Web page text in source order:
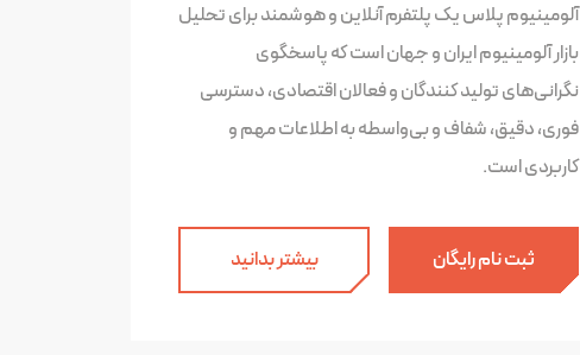
آلومینیوم پلاس یک پلتفرم آنلاین و هوشمند برای تحلیل
بازار آلومینیوم ایران و جهان است که پاسخگوی
نگرانی‌های تولید کنندگان و فعالان اقتصادی، دسترسی
فوری، دقیق، شفاف و بی‌واسطه به اطلاعات مهم و
کاربردی است.
ثبت نام رایگان بیشتر بدانید